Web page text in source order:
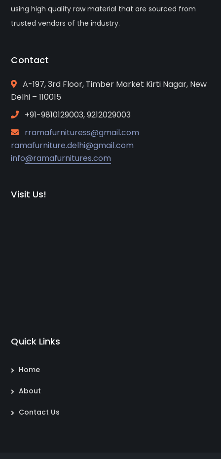
using high quality raw material that are sourced from
trusted vendors of the industry.
Contact
A-197, 3rd Floor, Timber Market Kirti Nagar, New
Delhi – 110015
+91-9810129003, 9212029003
rramafurnituress@gmail.com
ramafurniture.delhi@gmail.com
info@ramafurnitures.com
Visit Us!
Quick Links
Home
About
Contact Us